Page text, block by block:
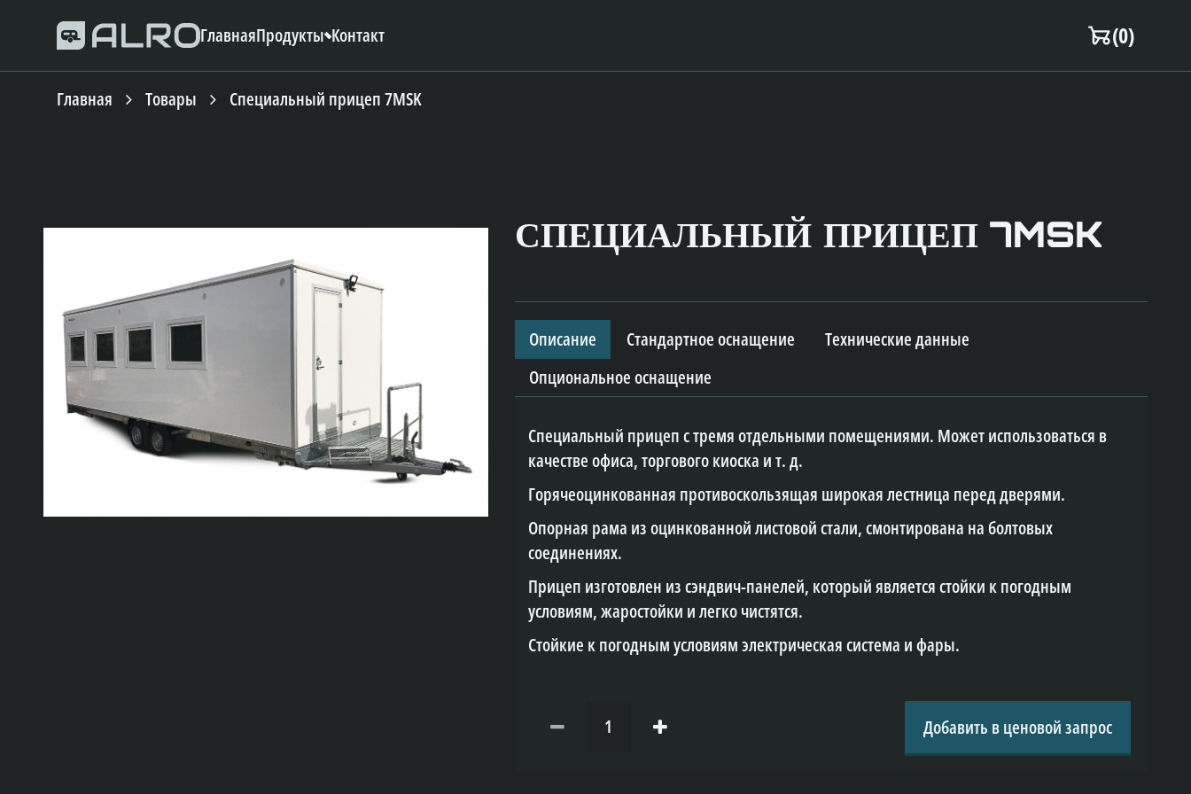
ГлавнаяПродукты Контакт (0)
Главная Tовары Специальный прицеп 7MSK
СПЕЦИАЛЬНЫЙ ПРИЦЕП 7MSK
Описание Стандартное оснащение
Технические данные
Опциональное оснащение
Специальный прицеп с тремя отдельными помещениями. Может использоваться в
качестве офиса, торгового киоска и т. д.
Горячеоцинкованная противоскользящая широкая лестница перед дверями.
Опорная рама из оцинкованной листовой стали, смонтирована на болтовых
соединениях.
Прицеп изготовлен из сэндвич-панелей, который является стойки к погодным
условиям, жаростойки и легко чистятся.
Стойкие к погодным условиям электрическая система и фары.
Добавить в ценовой запрос